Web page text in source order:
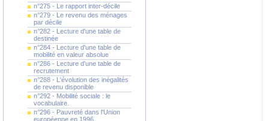
n°275 - Le rapport inter-décile
n°279 - Le revenu des ménages
par décile
n°282 - Lecture d'une table de
destinée
n°284 - Lecture d'une table de
mobilité en valeur absolue
n°286 - Lecture d'une table de
recrutement
n°288 - L'évolution des inégalités
de revenu disponible
n°292 - Mobilité sociale : le
vocabulaire.
n°296 - Pauvreté dans l'Union
européenne en 1996.